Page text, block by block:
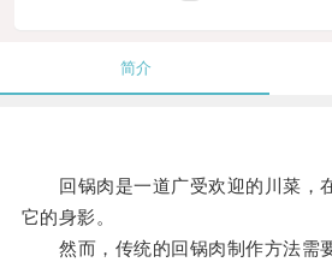
简介
回锅肉是一道广受欢迎的川菜，
它的身影。
然而，传统的回锅肉制作方法需